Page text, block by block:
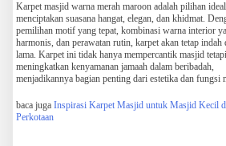
Karpet masjid warna merah maroon adalah pilihan
menciptakan suasana hangat, elegan, dan khidmat.
pemilihan motif yang tepat, kombinasi warna interior
harmonis, dan perawatan rutin, karpet akan tetap indah
lama. Karpet ini tidak hanya mempercantik masjid
meningkatkan kenyamanan jamaah dalam beribadah,
menjadikannya bagian penting dari estetika dan fungsi
baca juga Inspirasi Karpet Masjid untuk Masjid Kecil
Perkotaan